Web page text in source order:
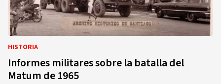
HISTORIA
Informes militares sobre la batalla del
Matum de 1965